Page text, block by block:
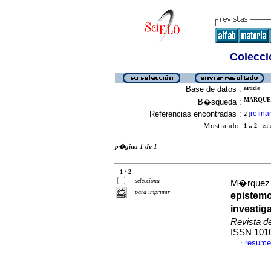
Base de datos : article
B�squeda :
Referencias encontradas : 2 [refinar
Mostrando: 1 .. 2 en
p�gina 1 de 1
1 / 2
selecciona
para imprimir
Revista
ISSN
·